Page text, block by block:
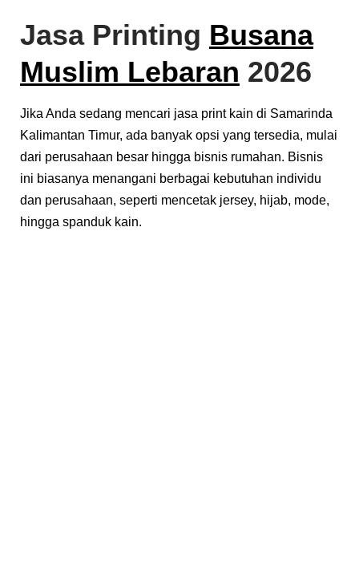
Jasa Printing Busana
Muslim Lebaran 2026
Jika Anda sedang mencari jasa print kain di Samarinda
Kalimantan Timur, ada banyak opsi yang tersedia, mulai
dari perusahaan besar hingga bisnis rumahan. Bisnis
ini biasanya menangani berbagai kebutuhan individu
dan perusahaan, seperti mencetak jersey, hijab, mode,
hingga spanduk kain.